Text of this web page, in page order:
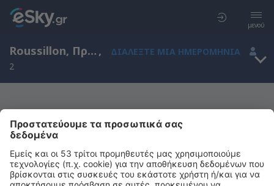
μενού
Roussillon, Προβηγκία-Άλπεις-Κυανή Ακτή, Γαλλία ,
ΔΙΑΛΈΞΤΕ ΜΙΑ ΗΜΕΡΟΜΗΝΊΑ
2
Μας συγχωρείτε, δεν υπάρχουν
αποτελέσματα για την αναζήτησή σας